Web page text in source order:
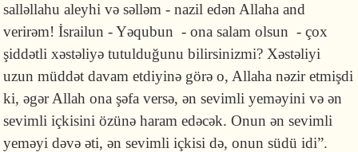
salləllahu aleyhi və səlləm - nazil edən Allaha and
verirəm! İsrailun - Yəqubun - ona salam olsun - çox
şiddətli xəstə­liyə tutulduğunu bilirsinizmi? Xəstəliyi
uzun müddət davam etdiyinə görə o, Alla­ha nəzir etmişdi
ki, əgər Allah ona şəfa versə, ən sevimli yeməyi­ni və ən
sevimli içkisini özünə haram edəcək. Onun ən sevimli
yeməyi dəvə əti, ən sevimli içkisi də, onun südü idi”.